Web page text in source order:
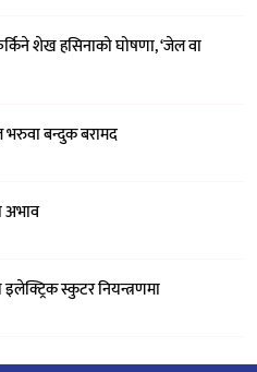
शेख हसिनाको घोषणा, ‘जेल वा
भरुवा बन्दुक बरामद
अभाव
इलेक्ट्रिक स्कुटर नियन्त्रणमा